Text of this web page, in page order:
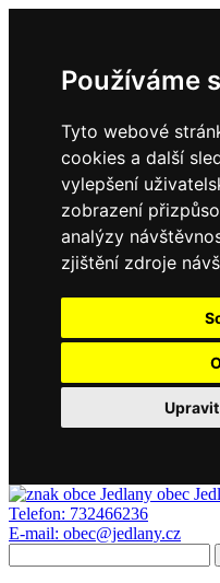
Používáme
Tyto webové
cookies a další
vylepšení
zobrazení
analýzy
zjištění zdroje
obec
Telefon: 732466236
E-mail: obec@jedlany.cz